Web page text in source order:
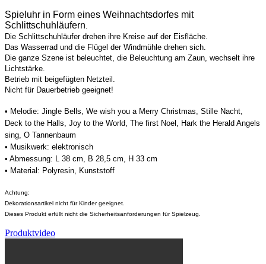
Spieluhr in Form eines Weihnachtsdorfes mit
Schlittschuhläufern
Die Schlittschuhläufer drehen ihre Kreise auf der Eisfläche.
Das Wasserrad und die Flügel der Windmühle drehen sich.
Die ganze Szene ist beleuchtet, die Beleuchtung am Zaun, wechselt ihre
Lichtstärke.
Betrieb mit beigefügten Netzteil.
Nicht für Dauerbetrieb geeignet!
• Melodie: Jingle Bells, We wish you a Merry Christmas, Stille Nacht,
Deck to the Halls, Joy to the World, The first Noel, Hark the Herald Angels
sing, O Tannenbaum
• Musikwerk: elektronisch
• Abmessung: L 38 cm, B 28,5 cm, H 33 cm
• Material: Polyresin, Kunststoff
Achtung:
Dekorationsartikel nicht für Kinder geeignet.
Dieses Produkt erfüllt nicht die Sicherheitsanforderungen für Spielzeug.
Produktvideo